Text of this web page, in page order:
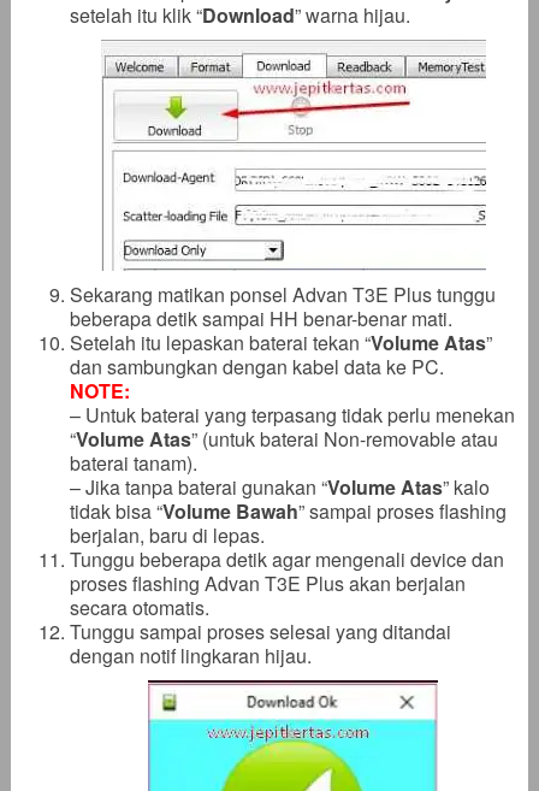
setelah itu klik “Download” warna hijau.
Sekarang matikan ponsel Advan T3E Plus tunggu
beberapa detik sampai HH benar-benar mati.
Setelah itu lepaskan baterai tekan “Volume Atas”
dan sambungkan dengan kabel data ke PC.
NOTE:
– Untuk baterai yang terpasang tidak perlu menekan
“Volume Atas” (untuk baterai Non-removable atau
baterai tanam).
– Jika tanpa baterai gunakan “Volume Atas” kalo
tidak bisa “Volume Bawah” sampai proses flashing
berjalan, baru di lepas.
Tunggu beberapa detik agar mengenali device dan
proses flashing Advan T3E Plus akan berjalan
secara otomatis.
Tunggu sampai proses selesai yang ditandai
dengan notif lingkaran hijau.